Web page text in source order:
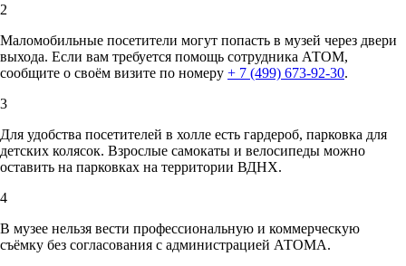
2
Маломобильные посетители могут попасть в музей через двери
выхода. Если вам требуется помощь сотрудника АТОМ,
сообщите о своём визите по номеру + 7 (499) 673-92-30.
3
Для удобства посетителей в холле есть гардероб, парковка для
детских колясок. Взрослые самокаты и велосипеды можно
оставить на парковках на территории ВДНХ.
4
В музее нельзя вести профессиональную и коммерческую
съёмку без согласования с администрацией АТОМА.